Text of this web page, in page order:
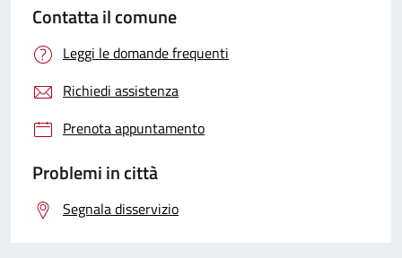
Contatta il comune
Leggi le domande frequenti
Richiedi assistenza
Prenota appuntamento
Problemi in città
Segnala disservizio